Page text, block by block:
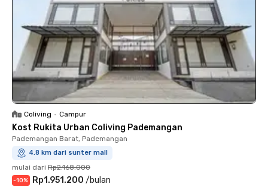
Coliving • Campur
Kost Rukita Urban Coliving Pademangan
Pademangan Barat, Pademangan
4.8 km dari sunter mall
mulai dari Rp2.168.000
-10% Rp1.951.200 /bulan